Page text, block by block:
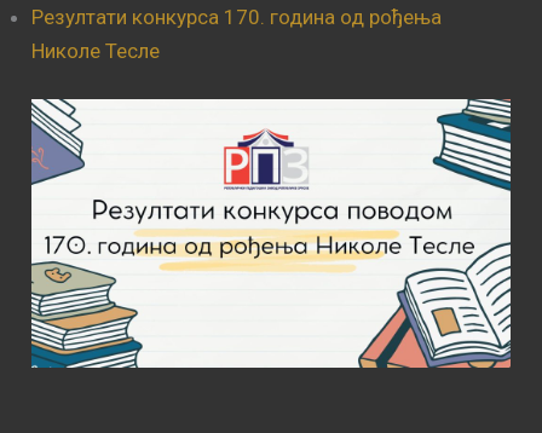
Резултати конкурса 170. година од рођења
Николе Тесле